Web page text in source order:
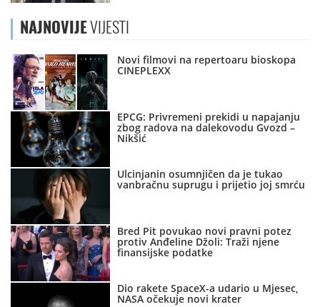
NAJNOVIJEVIJESTI
Novi filmovi na repertoaru bioskopa
CINEPLEXX
EPCG: Privremeni prekidi u napajanju
zbog radova na dalekovodu Gvozd –
Nikšić
Ulcinjanin osumnjičen da je tukao
vanbračnu suprugu i prijetio joj smrću
Bred Pit povukao novi pravni potez
protiv Anđeline Džoli: Traži njene
finansijske podatke
Dio rakete SpaceX-a udario u Mjesec,
NASA očekuje novi krater